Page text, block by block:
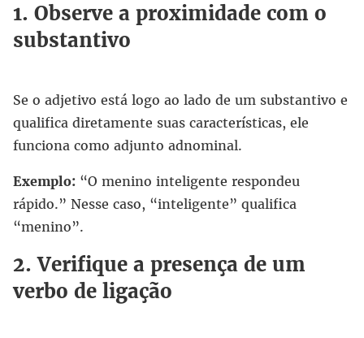
1. Observe a proximidade com o
substantivo
Se o adjetivo está logo ao lado de um substantivo e
qualifica diretamente suas características, ele
funciona como adjunto adnominal.
Exemplo: “O menino inteligente respondeu
rápido.” Nesse caso, “inteligente” qualifica
“menino”.
2. Verifique a presença de um
verbo de ligação